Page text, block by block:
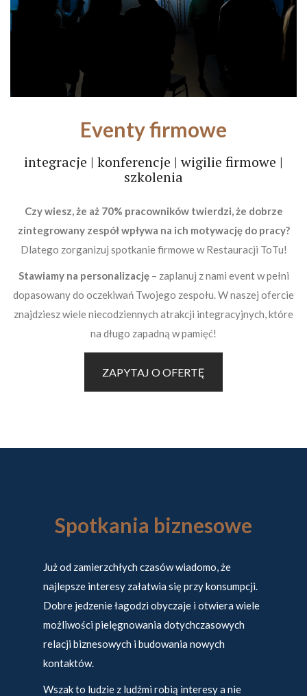
Eventy firmowe
integracje | konferencje | wigilie firmowe |
szkolenia
Czy wiesz, że aż 70% pracowników twierdzi, że dobrze
zintegrowany zespół wpływa na ich motywację do pracy?
Dlatego zorganizuj spotkanie firmowe w Restauracji ToTu!
Stawiamy na personalizację– zaplanuj z nami event w pełni
dopasowany do oczekiwań Twojego zespołu. W naszej ofercie
znajdziesz wiele niecodziennych atrakcji integracyjnych, które
na długo zapadną w pamięć!
ZAPYTAJ O OFERTĘ
Spotkania biznesowe
Już od zamierzchłych czasów wiadomo, że
najlepsze interesy załatwia się przy konsumpcji.
Dobre jedzenie łagodzi obyczaje i otwiera wiele
możliwości pielęgnowania dotychczasowych
relacji biznesowych i budowania nowych
kontaktów.
Wszak to ludzie z ludźmi robią interesy a nie